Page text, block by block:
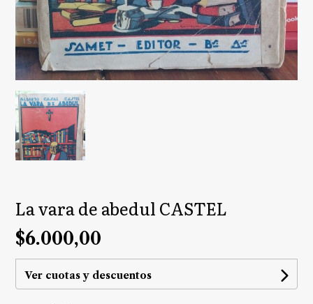
La vara de abedul CASTEL
$6.000,00
Ver cuotas y descuentos